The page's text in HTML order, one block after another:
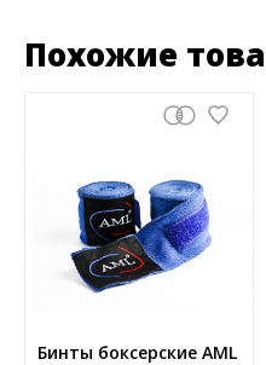
Похожие
Бинты боксерские AML